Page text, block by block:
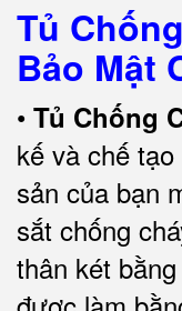
Tủ
Bảo Mật
• Tủ Chống
kế và chế
sản của bạn
sắt chống
thân két